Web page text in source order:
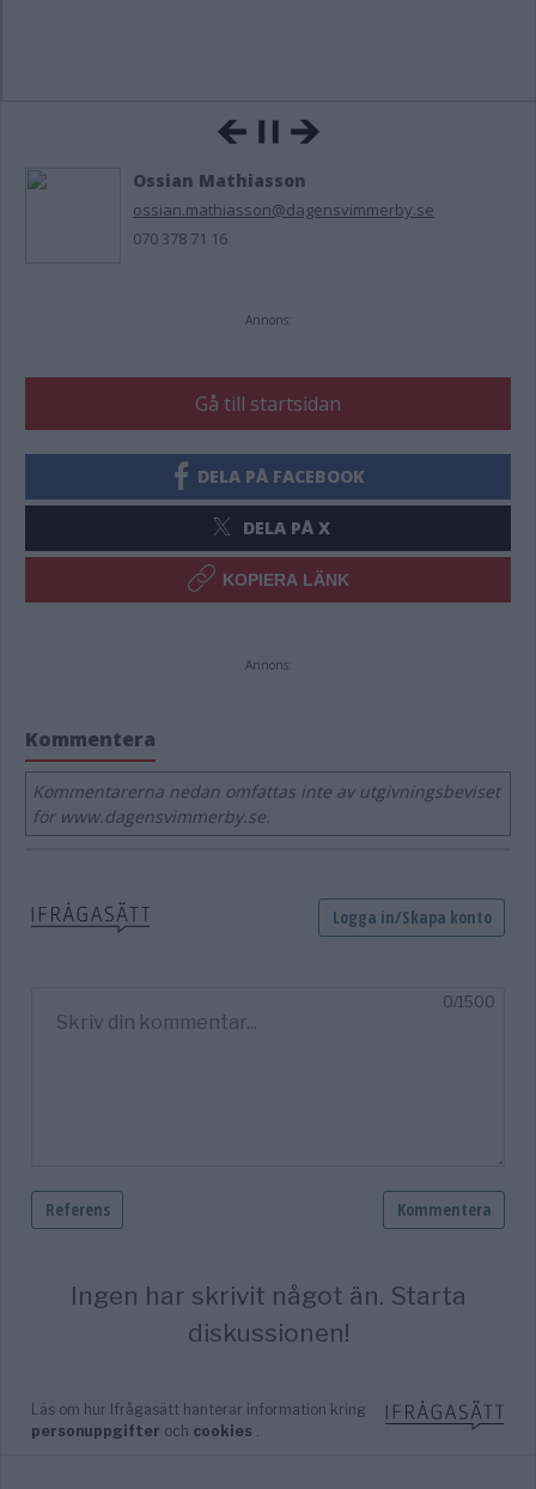
Ossian Mathiasson
ossian.mathiasson@dagensvimmerby.se
070 378 71 16
Annons:
Gå till startsidan
DELA PÅ FACEBOOK
DELA PÅ X
KOPIERA LÄNK
Annons:
Kommentera
Kommentarerna nedan omfattas inte av utgivningsbeviset
för www.dagensvimmerby.se.